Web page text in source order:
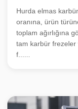
Hurda elmas
oranına, ürün
toplam ağırlığına
tam karbür frezeler
f......